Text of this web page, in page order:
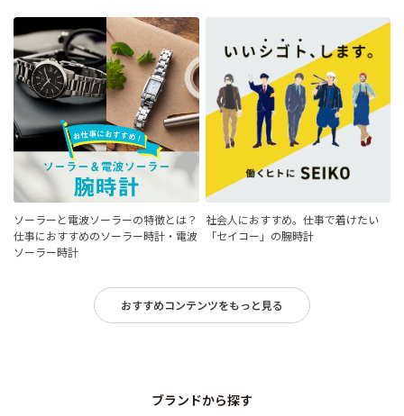
ソーラーと電波ソーラーの特徴とは？
仕事におすすめのソーラー時計・電波
ソーラー時計
社会人におすすめ。仕事で着けたい
「セイコー」の腕時計
おすすめコンテンツをもっと見る
ブランドから探す